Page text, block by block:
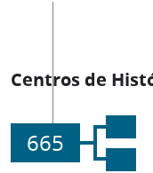
Centros de
665